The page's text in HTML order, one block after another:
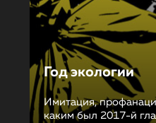
Год экологии
Имитация,
каким был 2017-й